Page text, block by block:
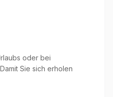
oder bei
Sie sich erholen